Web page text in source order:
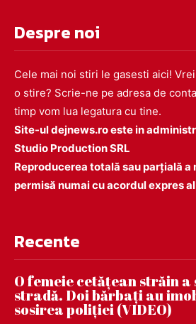
Despre noi
Cele mai noi stiri le gasesti aici!
o stire? Scrie-ne pe adresa de
timp vom lua legatura cu tine.
Site-ul dejnews.ro este in
Studio Production SRL
Reproducerea totală sau parțială
permisă numai cu acordul expres
Recente
O femeie cetățean străin
stradă. Doi bărbați au
sosirea poliției (VIDEO)